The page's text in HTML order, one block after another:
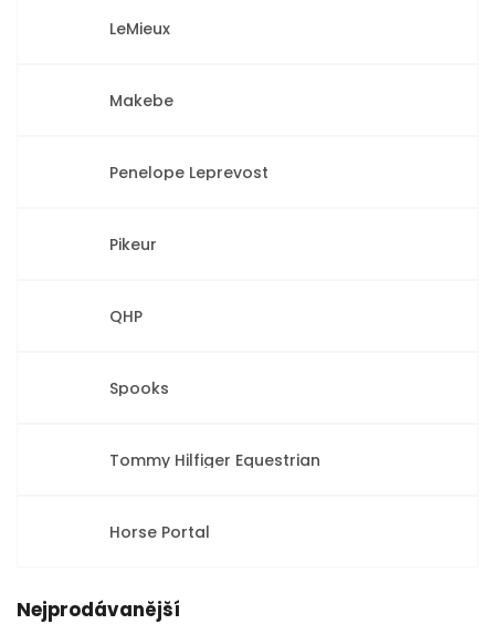
LeMieux
Makebe
Penelope Leprevost
Pikeur
QHP
Spooks
Tommy Hilfiger Equestrian
Horse Portal
Nejprodávanější